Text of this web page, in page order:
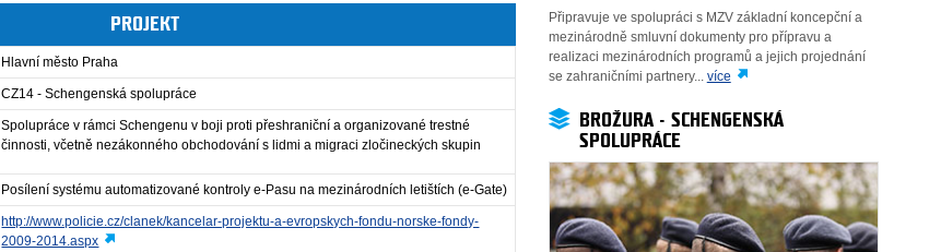
PROJEKT
Hlavní město Praha
CZ14 - Schengenská spolupráce
Spolupráce v rámci Schengenu v boji proti přeshraniční a organizované trestné
činnosti, včetně nezákonného obchodování s lidmi a migraci zločineckých skupin
Posílení systému automatizované kontroly e-Pasu na mezinárodních letištích (e-Gate)
http://www.policie.cz/clanek/kancelar-projektu-a-evropskych-fondu-norske-fondy-
2009-2014.aspx
Připravuje ve spolupráci s MZV základní koncepční a
mezinárodně smluvní dokumenty pro přípravu a
realizaci mezinárodních programů a jejich projednání
se zahraničními partnery... více
BROŽURA - SCHENGENSKÁ
SPOLUPRÁCE